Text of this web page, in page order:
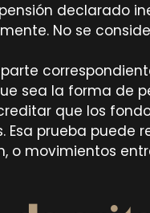
declarado
No se
sea la forma de
que los
prueba puede
o movimientos